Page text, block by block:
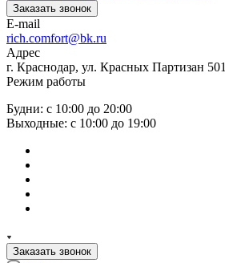
Заказать звонок
E-mail
rich.comfort@bk.ru
Адрес
г. Краснодар, ул. Красных Партизан 501
Режим работы
Будни: с 10:00 до 20:00
Выходные: с 10:00 до 19:00
Заказать звонок